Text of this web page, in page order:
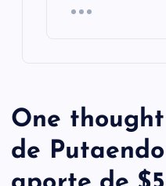
One thought
de